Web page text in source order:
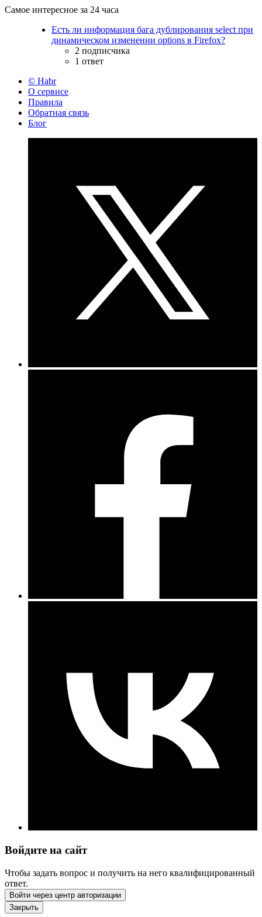
Самое интересное за 24 часа
Есть ли информация бага дублирования select при
динамическом изменении options в Firefox?
2 подписчика
1 ответ
© Habr
О сервисе
Правила
Обратная связь
Блог
Войдите на сайт
Чтобы задать вопрос и получить на него квалифицированный
ответ.
Войти через центр авторизации
Закрыть